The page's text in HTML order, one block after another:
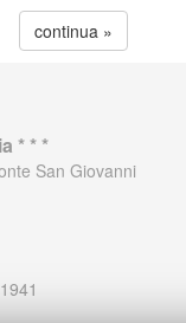
continua »
* * *
San Giovanni